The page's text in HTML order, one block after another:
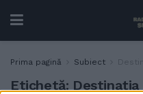
Prima pagină Subiect
Etichetă: Destinația